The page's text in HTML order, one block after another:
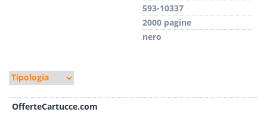
593-10337
2000 pagine
nero
OfferteCartucce.com